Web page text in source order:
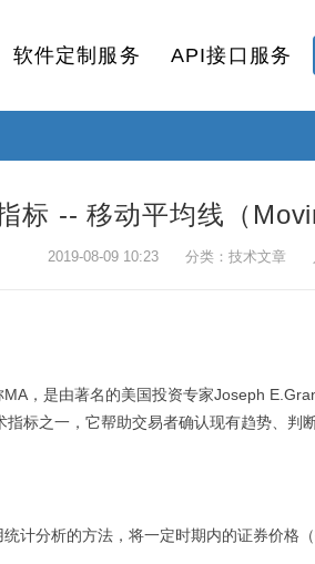
软件定制服务 API接口服务
标 -- 移动平均线（
2019-08-09 10:23 分类：技术文章
，是由著名的美国投资专家Joseph
标之一，它帮助交易者确认现有趋势、判
计分析的方法，将一定时期内的证券价格